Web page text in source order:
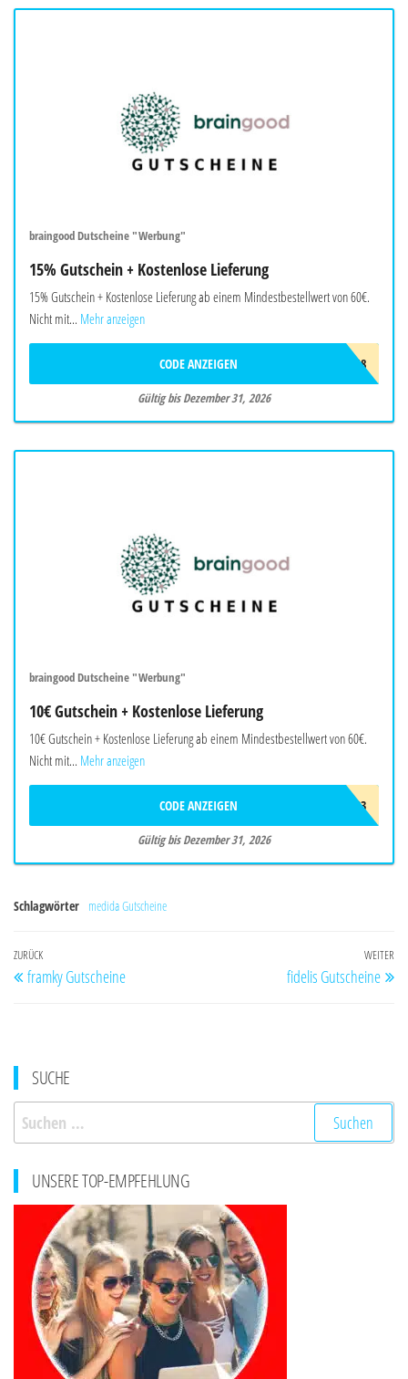
braingood Dutscheine "Werbung"
15% Gutschein + Kostenlose Lieferung
15% Gutschein + Kostenlose Lieferung ab einem Mindestbestellwert von 60€.
Nicht mit... Mehr anzeigen
BRAW718
CODE ANZEIGEN
Gültig bis Dezember 31, 2026
braingood Dutscheine "Werbung"
10€ Gutschein + Kostenlose Lieferung
10€ Gutschein + Kostenlose Lieferung ab einem Mindestbestellwert von 60€.
Nicht mit... Mehr anzeigen
BRAW403
CODE ANZEIGEN
Gültig bis Dezember 31, 2026
Schlagwörter medida Gutscheine
Beitragsnavigation
Vorheriger
Beitrag
ZURÜCK
framky Gutscheine
WEITER
fidelis Gutscheine
SUCHE
Suchen
nach:
UNSERE TOP-EMPFEHLUNG